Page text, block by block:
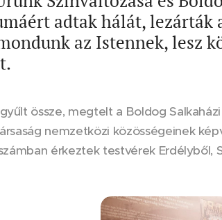
adtak hálát,
az Istennek, lesz
össze, megtelt a Boldog
nemzetközi közösségeinek
érkeztek testvérek Erdélyből,